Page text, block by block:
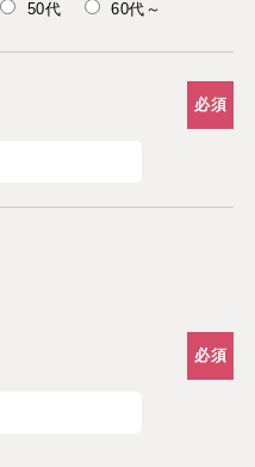
50代 60代～
必須
必須